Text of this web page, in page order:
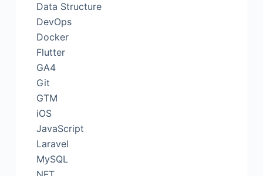
Data Structure
DevOps
Docker
Flutter
GA4
Git
GTM
iOS
JavaScript
Laravel
MySQL